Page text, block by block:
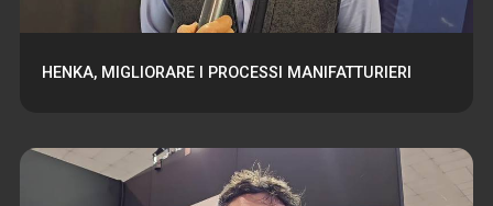
HENKA, MIGLIORARE I PROCESSI MANIFATTURIERI